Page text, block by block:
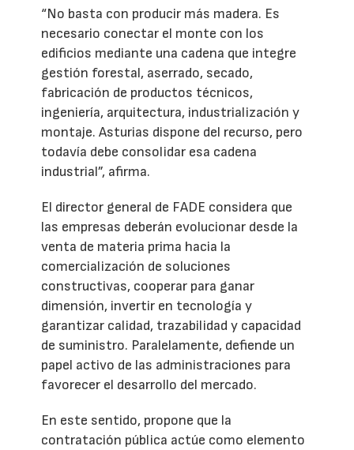
“No basta con producir más madera. Es
necesario conectar el monte con los
edificios mediante una cadena que integre
gestión forestal, aserrado, secado,
fabricación de productos técnicos,
ingeniería, arquitectura, industrialización y
montaje. Asturias dispone del recurso, pero
todavía debe consolidar esa cadena
industrial”, afirma.
El director general de FADE considera que
las empresas deberán evolucionar desde la
venta de materia prima hacia la
comercialización de soluciones
constructivas, cooperar para ganar
dimensión, invertir en tecnología y
garantizar calidad, trazabilidad y capacidad
de suministro. Paralelamente, defiende un
papel activo de las administraciones para
favorecer el desarrollo del mercado.
En este sentido, propone que la
contratación pública actúe como elemento